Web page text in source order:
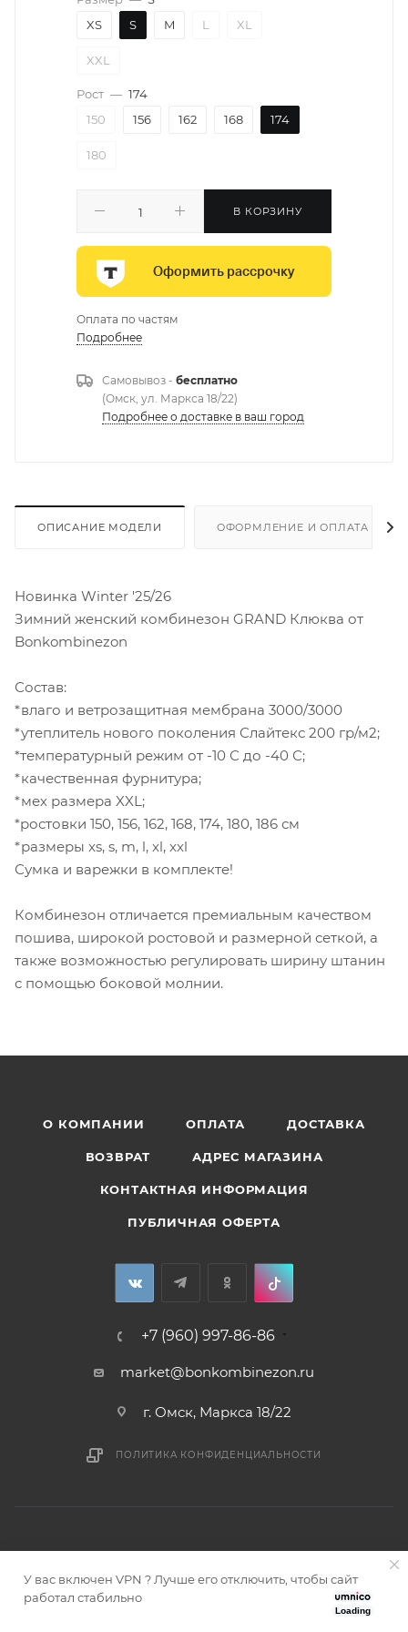
XS
S M L XL
XXL
Рост — 174
150
156 162 168 174
180
В КОРЗИНУ
Оформить рассрочку
Оплата по частям
Подробнее
Самовывоз - бесплатно
(Омск, ул. Маркса 18/22)
Подробнее о доставке в ваш город
ОПИСАНИЕ МОДЕЛИ ОФОРМЛЕНИЕ И ОПЛАТА
Новинка Winter '25/26
Зимний женский комбинезон GRAND Клюква от
Bonkombinezon
Состав:
*влаго и ветрозащитная мембрана 3000/3000
*утеплитель нового поколения Слайтекс 200 гр/м2;
*температурный режим от -10 С до -40 С;
*качественная фурнитура;
*мех размера XXL;
*ростовки 150, 156, 162, 168, 174, 180, 186 см
*размеры xs, s, m, l, xl, xxl
Сумка и варежки в комплекте!
Комбинезон отличается премиальным качеством
пошива, широкой ростовой и размерной сеткой, а
также возможностью регулировать ширину штанин
с помощью боковой молнии.
О КОМПАНИИ ОПЛАТА ДОСТАВКА
ВОЗВРАТ АДРЕС МАГАЗИНА
КОНТАКТНАЯ ИНФОРМАЦИЯ
ПУБЛИЧНАЯ ОФЕРТА
+7 (960) 997-86-86
market@bonkombinezon.ru
г. Омск, Маркса 18/22
ПОЛИТИКА КОНФИДЕНЦИАЛЬНОСТИ
2026 © Bonkombinezon- зимние комбинезоны из Сибири
Loading
У вас включен VPN ? Лучше его отключить, чтобы сайт
работал стабильно